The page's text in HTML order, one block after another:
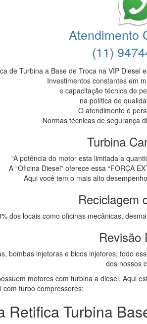
Atendimento
(11)
de Turbina a Base de Troca na VIP Diesel
Investimentos constantes em
e capacitação técnica de
na política de
O atendimento é
Normas técnicas de segurança
Turbina
“A potência do motor esta limitada a
A “Oficina Diesel” oferece essa “FORÇA
Aqui você tem o mais alto
Reciclagem
dos locais como oficinas mecânicas,
Revisão
bombas injetoras e bicos injetores, todo
dos nossos
motores com turbina a diesel. Aqui
turbo compressores:
Retifica Turbina